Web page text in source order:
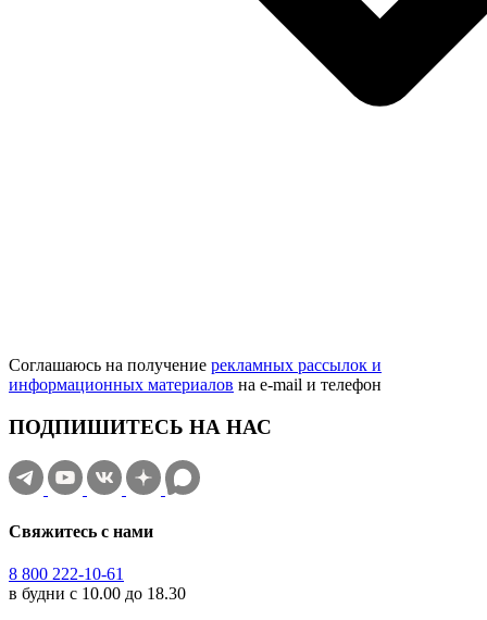
Соглашаюсь на получение рекламных рассылок и
информационных материалов на e‑mail и телефон
ПОДПИШИТЕСЬ НА НАС
Свяжитесь с нами
8 800 222-10-61
в будни с 10.00 до 18.30